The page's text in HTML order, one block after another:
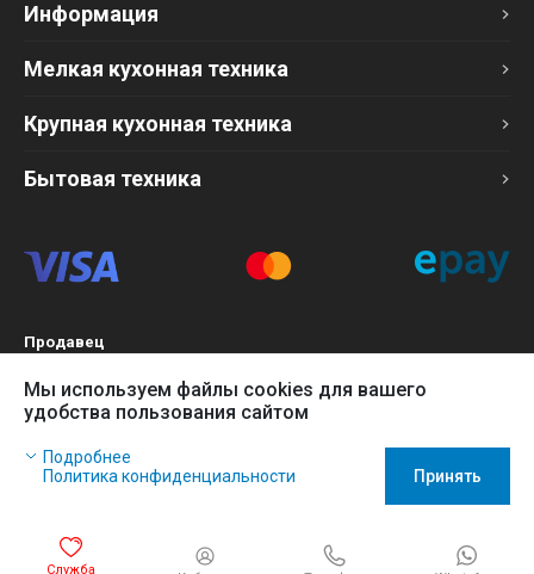
Служба
Информация
Мелкая кухонная техника
Крупная кухонная техника
Бытовая техника
Продавец
БИН 120140015907
Более подробно см. разделОферта
Мы используем файлы cookies для вашего
удобства пользования сайтом
Наш сайт использует файлы cookies, чтобы Вы могли
заказать товар в интернет-магазине и позволяет нам
Игнорируйте это сообщение, если Вы согласны с политикой
Подробнее
Политика конфиденциальности
Принять